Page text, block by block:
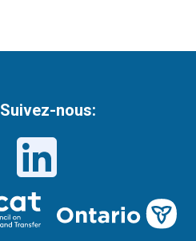
Suivez-nous: